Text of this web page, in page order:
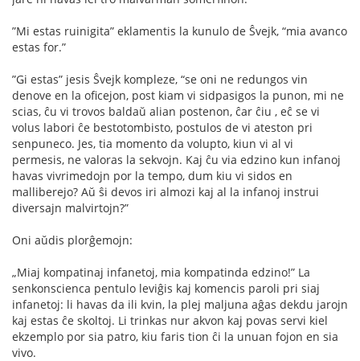
”Mi estas ruinigita” eklamentis la kunulo de Ŝvejk, “mia avanco
estas for.”
”Gi estas” jesis Ŝvejk kompleze, “se oni ne redungos vin
denove en la oﬁcejon, post kiam vi sidpasigos la punon, mi ne
scias, ĉu vi trovos baldaŭ alian postenon, ĉar ĉiu , eĉ se vi
volus labori ĉe bestotombisto, postulos de vi ateston pri
senpuneco. Jes, tia momento da volupto, kiun vi al vi
permesis, ne valoras la sekvojn. Kaj ĉu via edzino kun infanoj
havas vivrimedojn por la tempo, dum kiu vi sidos en
malliberejo? Aŭ ŝi devos iri almozi kaj al la infanoj instrui
diversajn malvirtojn?”
Oni aŭdis plorĝemojn:
„Miaj kompatinaj infanetoj, mia kompatinda edzino!” La
senkonscienca pentulo leviĝis kaj komencis paroli pri siaj
infanetoj: li havas da ili kvin, la plej maljuna aĝas dekdu jarojn
kaj estas ĉe skoltoj. Li trinkas nur akvon kaj povas servi kiel
ekzemplo por sia patro, kiu faris tion ĉi la unuan fojon en sia
vivo.